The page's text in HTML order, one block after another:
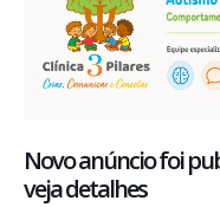
Novo anúncio foi
veja detalhes